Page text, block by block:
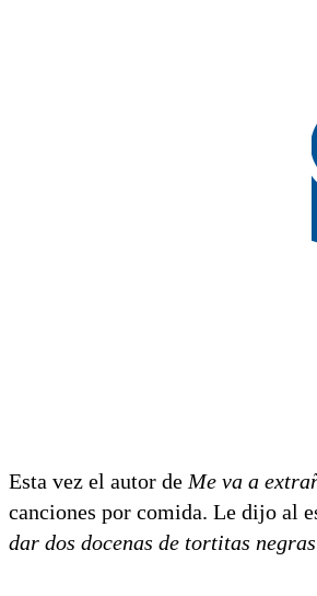
Esta vez el autor de Me va a
canciones por comida. Le dijo al
dar dos docenas de tortitas